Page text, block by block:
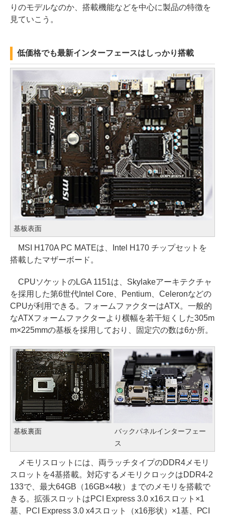
りのモデルなのか、搭載機能などを中心に製品の特徴を
見ていこう。
低価格でも最新インターフェースはしっかり搭載
基板表面
MSI H170A PC MATEは、Intel H170 チップセットを
搭載したマザーボード。
CPUソケットのLGA 1151は、Skylakeアーキテクチャ
を採用した第6世代Intel Core、Pentium、Celeronなどの
CPUが利用できる。フォームファクターはATX。一般的
なATXフォームファクターより横幅を若干短くした305m
m×225mmの基板を採用しており、固定穴の数は6か所。
基板裏面
バックパネルインターフェー
ス
メモリスロットには、両ラッチタイプのDDR4メモリ
スロットを4基搭載。対応するメモリクロックはDDR4-2
133で、最大64GB（16GB×4枚）までのメモリを搭載で
きる。拡張スロットはPCI Express 3.0 x16スロット×1
基、PCI Express 3.0 x4スロット（x16形状）×1基、PCI